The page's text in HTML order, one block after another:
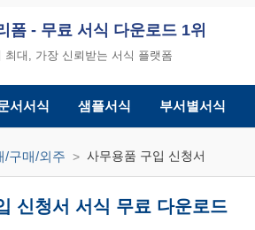
폼 - 무료 서식 다운로드 1위
최대, 가장 신뢰받는 서식 플랫폼
서서식 샘플서식 부서별서식
/구매/외주 사무용품 구입 신청서
신청서 서식 무료 다운로드